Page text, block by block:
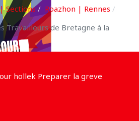
Sections
Roazhon | Rennes
Travailleurs de Bretagne à la